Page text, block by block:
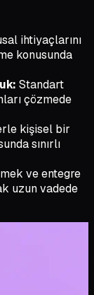
ihtiyaçlarını
konusunda
Standart
çözmede
kişisel bir
sınırlı
ve entegre
uzun vadede